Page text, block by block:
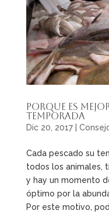
Porque es
temporada
Dic 20, 2017|
Cada pescado su
todos los animales,
y hay un momento
óptimo por la
Por este motivo,